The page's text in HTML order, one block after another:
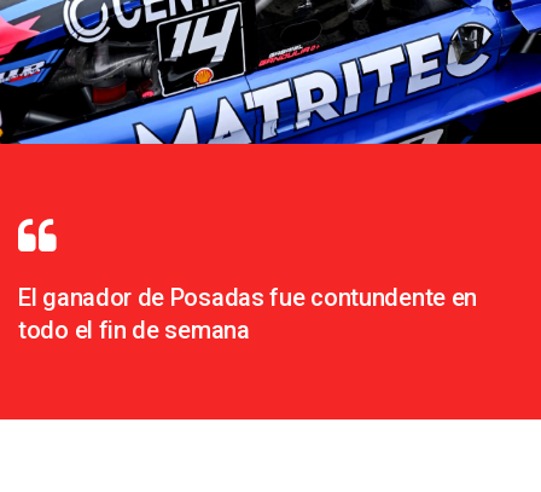
El ganador de Posadas fue contundente en
todo el fin de semana